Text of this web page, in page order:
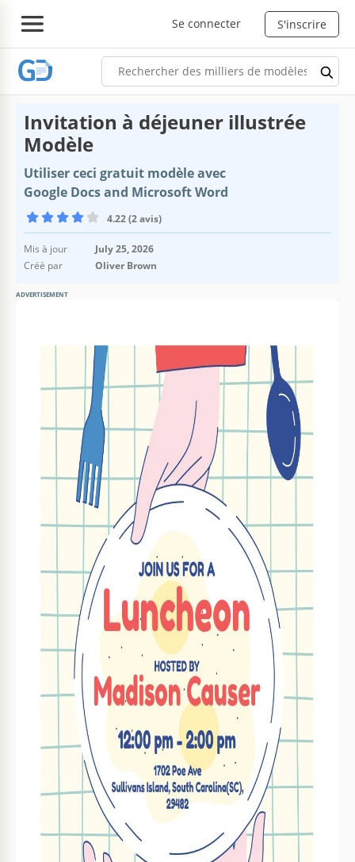
Se connecter S'inscrire
Invitation à déjeuner illustrée
Modèle
Utiliser ceci gratuit modèle avec
Google Docs and Microsoft Word
4.22 (2 avis)
Mis à jour
July 25, 2026
Créé par
Oliver Brown
ADVERTISEMENT